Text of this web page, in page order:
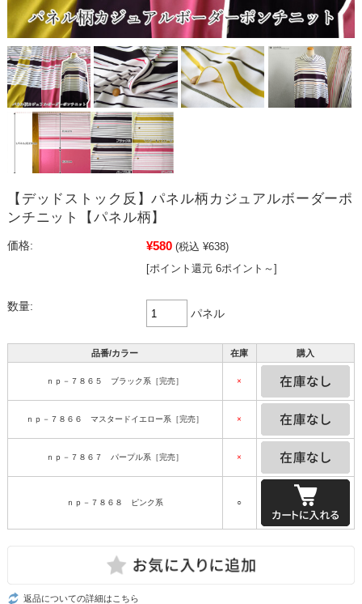
【デッドストック反】パネル柄カジュアルボーダーポ
ンチニット【パネル柄】
価格: ¥580 (税込 ¥638)
[ポイント還元 6ポイント～]
数量:
パネル
品番/カラー 在庫 購入
ｎｐ－７８６５ ブラック系［完売］ ×
ｎｐ－７８６６ マスタードイエロー系［完売］ ×
ｎｐ－７８６７ パープル系［完売］ ×
ｎｐ－７８６８ ピンク系 ○
返品についての詳細はこちら